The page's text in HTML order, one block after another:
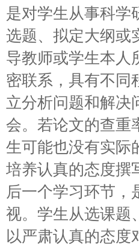
是对学生从事科学
选题、拟定大纲或
导教师或学生本人
密联系，具有不同
立分析问题和解决
会。若论文的查重
生可能也没有实际
培养认真的态度撰
后一个学习环节，
视。学生从选课题
以严肃认真的态度